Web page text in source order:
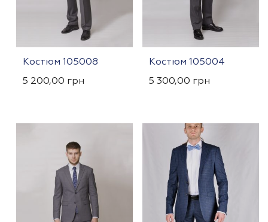
Костюм 105008
5 200,00 грн
Костюм 105004
5 300,00 грн